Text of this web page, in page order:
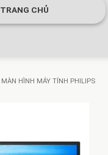
TRANG CHỦ
MÀN HÌNH MÁY TÍNH PHILIPS